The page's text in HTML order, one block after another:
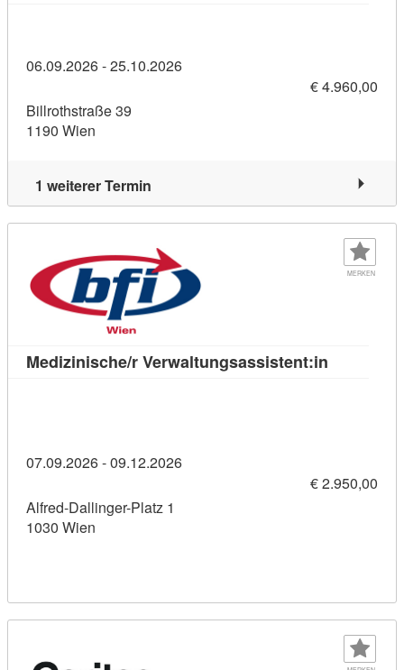
06.09.2026 - 25.10.2026
€ 4.960,00
Billrothstraße 39
1190 Wien
1 weiterer Termin
MERKEN
Medizinische/r Verwaltungsassistent:in
07.09.2026 - 09.12.2026
€ 2.950,00
Alfred-Dallinger-Platz 1
1030 Wien